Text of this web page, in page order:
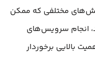
مختلفی که ممکن
انجام سرویس‌های
بالایی برخوردار